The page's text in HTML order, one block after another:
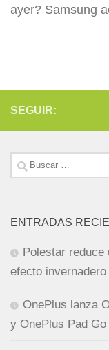
ayer? Samsung
SEGUIR:
Buscar:
ENTRADAS
Polestar reduce
efecto
OnePlus lanza
y OnePlus Pad